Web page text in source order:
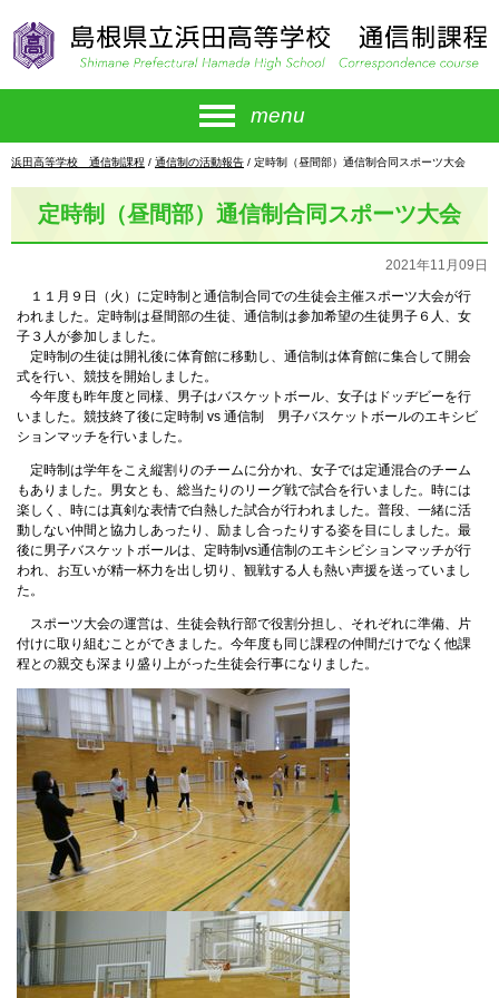
menu
現
浜田高等学校 通信制課程 / 通信制の活動報告 / 定時制（昼間部）通信制合同スポーツ大会
定時制（昼間部）通信制合同スポーツ大会
2021年11月09日
１１月９日（火）に定時制と通信制合同での生徒会主催スポーツ大会が行
われました。定時制は昼間部の生徒、通信制は参加希望の生徒男子６人、女
子３人が参加しました。
定時制の生徒は開礼後に体育館に移動し、通信制は体育館に集合して開会
式を行い、競技を開始しました。
今年度も昨年度と同様、男子はバスケットボール、女子はドッヂビーを行
いました。競技終了後に定時制 vs 通信制 男子バスケットボールのエキシビ
ションマッチを行いました。
定時制は学年をこえ縦割りのチームに分かれ、女子では定通混合のチーム
もありました。男女とも、総当たりのリーグ戦で試合を行いました。時には
楽しく、時には真剣な表情で白熱した試合が行われました。普段、一緒に活
動しない仲間と協力しあったり、励まし合ったりする姿を目にしました。最
後に男子バスケットボールは、定時制vs通信制のエキシビションマッチが行
われ、お互いが精一杯力を出し切り、観戦する人も熱い声援を送っていまし
た。
スポーツ大会の運営は、生徒会執行部で役割分担し、それぞれに準備、片
付けに取り組むことができました。今年度も同じ課程の仲間だけでなく他課
程との親交も深まり盛り上がった生徒会行事になりました。